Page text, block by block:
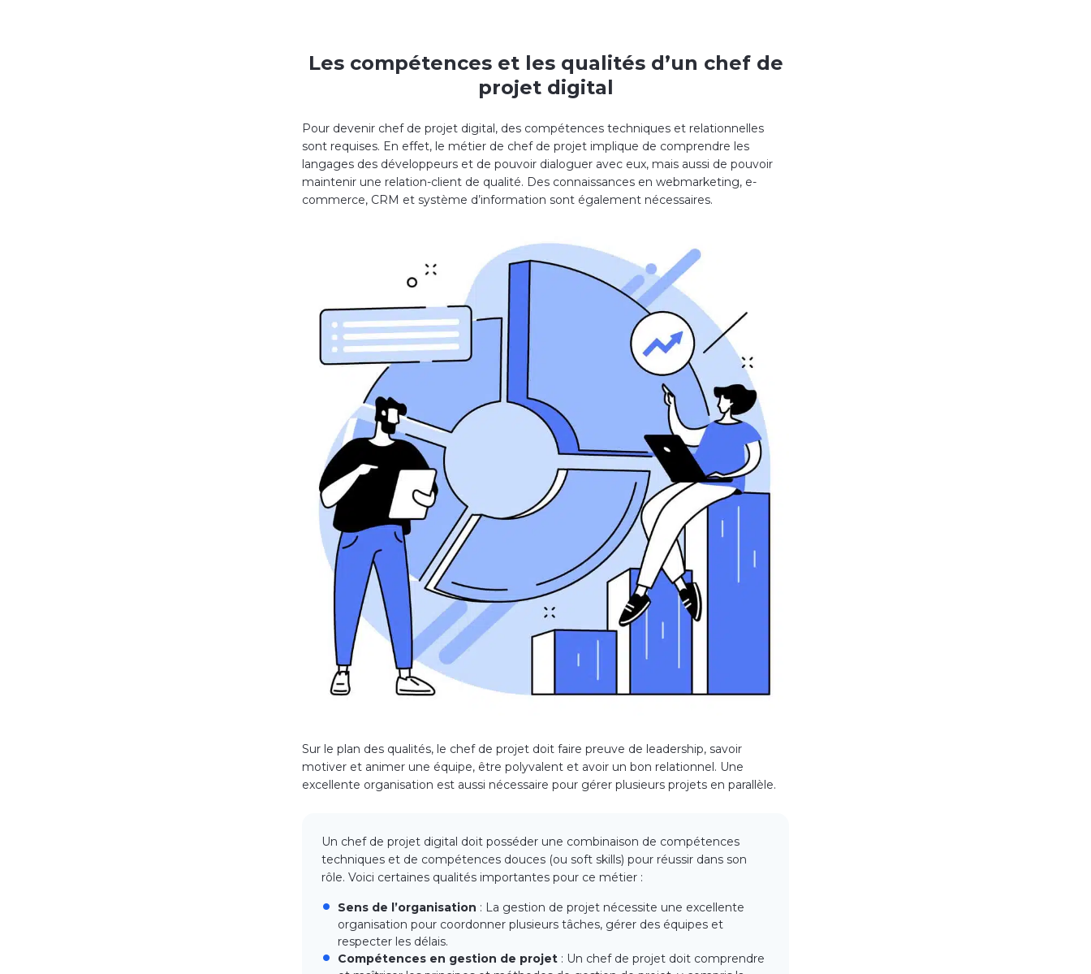
Les compétences et les qualités d’un chef de
projet digital
Pour devenir chef de projet digital, des compétences techniques et relationnelles
sont requises. En effet, le métier de chef de projet implique de comprendre les
langages des développeurs et de pouvoir dialoguer avec eux, mais aussi de pouvoir
maintenir une relation-client de qualité. Des connaissances en webmarketing, e-
commerce, CRM et système d’information sont également nécessaires.
Sur le plan des qualités, le chef de projet doit faire preuve de leadership, savoir
motiver et animer une équipe, être polyvalent et avoir un bon relationnel. Une
excellente organisation est aussi nécessaire pour gérer plusieurs projets en parallèle.
Un chef de projet digital doit posséder une combinaison de compétences
techniques et de compétences douces (ou soft skills) pour réussir dans son
rôle. Voici certaines qualités importantes pour ce métier :
Sens de l’organisation : La gestion de projet nécessite une excellente
organisation pour coordonner plusieurs tâches, gérer des équipes et
respecter les délais.
Compétences en gestion de projet : Un chef de projet doit comprendre